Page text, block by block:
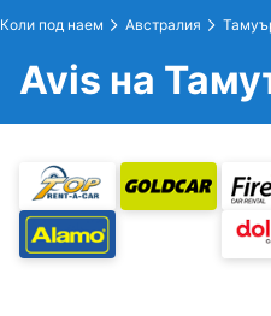
Коли под наем Австралия
Avis на